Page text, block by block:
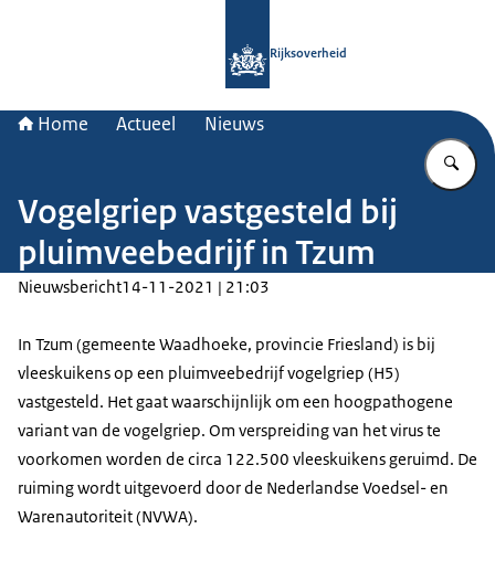
Rijksoverheid
Home Actueel Nieuws
Vogelgriep vastgesteld bij
pluimveebedrijf in Tzum
Nieuwsbericht14-11-2021 | 21:03
In Tzum (gemeente Waadhoeke, provincie Friesland) is bij
vleeskuikens op een pluimveebedrijf vogelgriep (H5)
vastgesteld. Het gaat waarschijnlijk om een hoogpathogene
variant van de vogelgriep. Om verspreiding van het virus te
voorkomen worden de circa 122.500 vleeskuikens geruimd. De
ruiming wordt uitgevoerd door de Nederlandse Voedsel- en
Warenautoriteit (NVWA).